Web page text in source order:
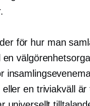
för hur man
en
en triviakväll är